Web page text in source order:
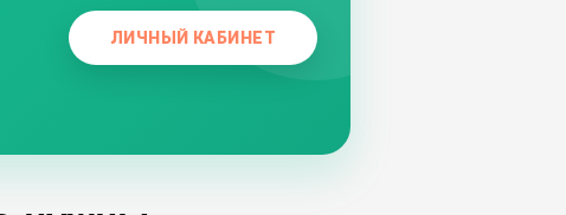
ЛИЧНЫЙ КАБИНЕТ